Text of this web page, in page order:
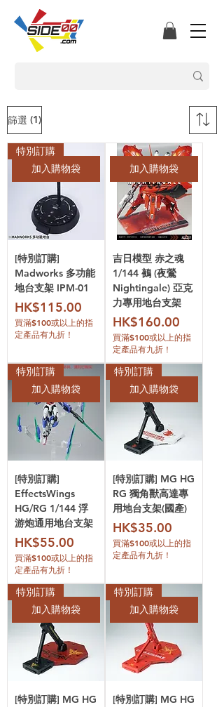
篩選 (1)
加入購物袋
特別訂購
[特別訂購]
Madworks 多功能
地台支架 IPM-01
價格
HK$115.00
買滿$100或以上的指
定產品有九折！
加入購物袋
吉日模型 赤之魂
1/144 鵺 (夜鶯
Nightingale) 亞克
力專用地台支架
價格
HK$160.00
買滿$100或以上的指
定產品有九折！
加入購物袋
特別訂購
[特別訂購]
EffectsWings
HG/RG 1/144 浮
游炮通用地台支架
價格
HK$55.00
買滿$100或以上的指
定產品有九折！
加入購物袋
特別訂購
[特別訂購] MG HG
RG 獨角獸高達專
用地台支架(國產)
價格
HK$35.00
買滿$100或以上的指
定產品有九折！
加入購物袋
特別訂購
[特別訂購] MG HG
加入購物袋
特別訂購
[特別訂購] MG HG